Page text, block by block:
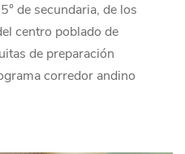
de secundaria, de los
centro poblado de
de preparación
corredor andino